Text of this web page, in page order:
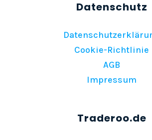
Cookie-Richtlinie
AGB
Impressum